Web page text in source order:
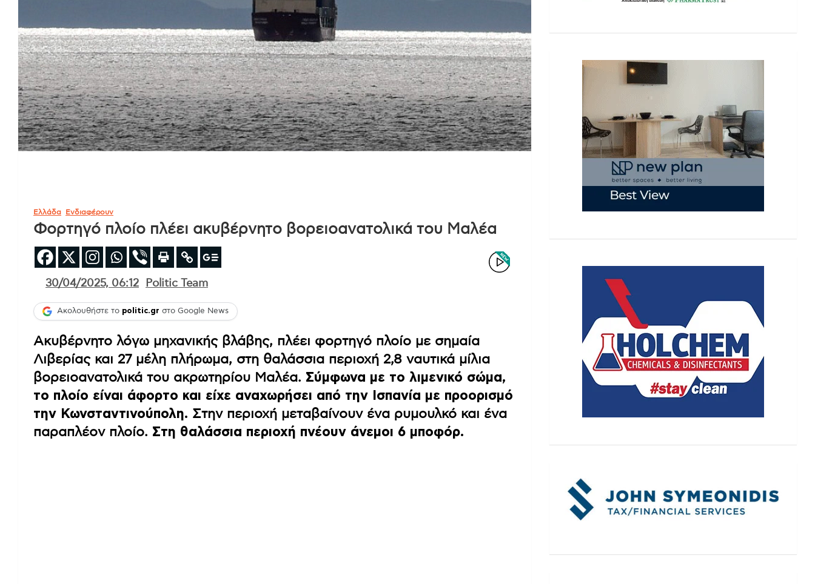
Ελλάδα Ενδιαφέρουν
Φορτηγό πλοίο πλέει ακυβέρνητο βορειοανατολικά του Μαλέα
30/04/2025, 06:12 Politic Team
Ακολουθήστε το politic.gr στο Google News
Ακυβέρνητο λόγω μηχανικής βλάβης, πλέει φορτηγό πλοίο με σημαία
Λιβερίας και 27 μέλη πλήρωμα, στη θαλάσσια περιοχή 2,8 ναυτικά μίλια
βορειοανατολικά του ακρωτηρίου Μαλέα. Σύμφωνα με το λιμενικό σώμα,
το πλοίο είναι άφορτο και είχε αναχωρήσει από την Ισπανία με προορισμό
την Κωνσταντινούπολη. Στην περιοχή μεταβαίνουν ένα ρυμουλκό και ένα
παραπλέον πλοίο. Στη θαλάσσια περιοχή πνέουν άνεμοι 6 μποφόρ.